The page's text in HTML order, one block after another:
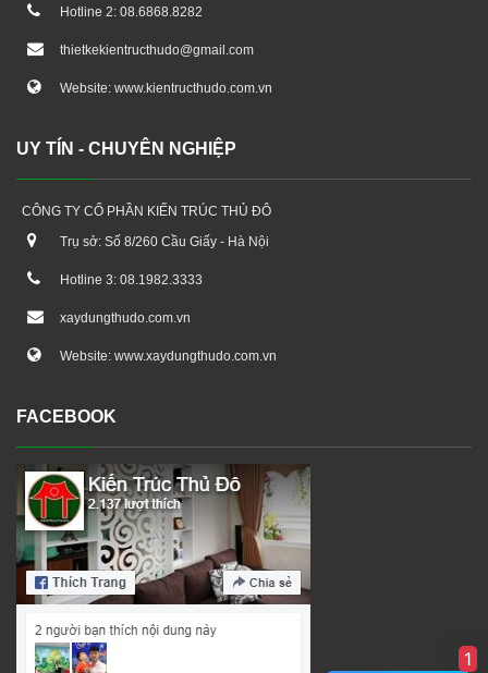
Hotline 2: 08.6868.8282
thietkekientructhudo@gmail.com
Website: www.kientructhudo.com.vn
UY TÍN - CHUYÊN NGHIỆP
CÔNG TY CỔ PHẦN KIẾN TRÚC THỦ ĐÔ
Trụ sở: Số 8/260 Cầu Giấy - Hà Nội
Hotline 3: 08.1982.3333
xaydungthudo.com.vn
Website: www.xaydungthudo.com.vn
FACEBOOK
1